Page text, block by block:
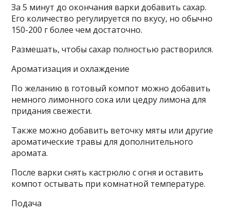
За 5 минут до окончания варки добавить сахар.
Его количество регулируется по вкусу, но обычно
150-200 г более чем достаточно.
Размешать, чтобы сахар полностью растворился.
Ароматизация и охлаждение
По желанию в готовый компот можно добавить
немного лимонного сока или цедру лимона для
придания свежести.
Также можно добавить веточку мяты или другие
ароматические травы для дополнительного
аромата.
После варки снять кастрюлю с огня и оставить
компот остывать при комнатной температуре.
Подача